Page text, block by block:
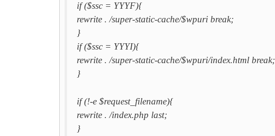
if ($ssc = YYYF){
rewrite . /super-static-cache/$wpuri break;
}
if ($ssc = YYYI){
rewrite . /super-static-cache/$wpuri/index.html break;
}
if (!-e $request_filename){
rewrite . /index.php last;
}